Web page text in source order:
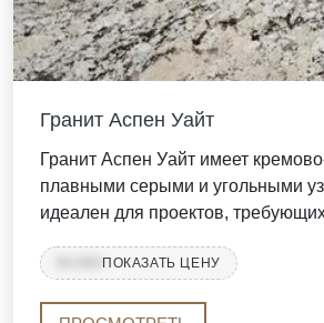
Гранит Аспен Уайт
Гранит Аспен Уайт имеет
плавными серыми и угольными
идеален для проектов,
прочностью, низким уровнем
предпочтительным выбором для
ПОКАЗАТЬ ЦЕНУ